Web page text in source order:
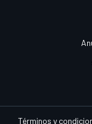
Términos y